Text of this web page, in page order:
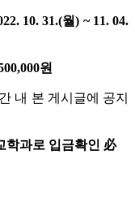
10. 31.(월) ~ 11. 04.
원
내 본 게시글에 공지
학과로 입금확인 必